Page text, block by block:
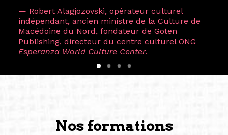
— Robert Alagjozovski, opérateur culturel
indépendant, ancien ministre de la Culture de
Macédoine du Nord, fondateur de Goten
Publishing, directeur du centre culturel ONG
Esperanza World Culture Center.
Nos formations